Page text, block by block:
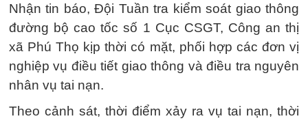
Nhận tin báo, Đội Tuần tra kiểm soát giao thông
đường bộ cao tốc số 1 Cục CSGT, Công an thị
xã Phú Thọ kịp thời có mặt, phối hợp các đơn vị
nghiệp vụ điều tiết giao thông và điều tra nguyên
nhân vụ tai nạn.
Theo cảnh sát, thời điểm xảy ra vụ tai nạn, thời